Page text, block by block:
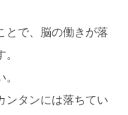
とで、脳の働きが落
ンタンには落ちてい